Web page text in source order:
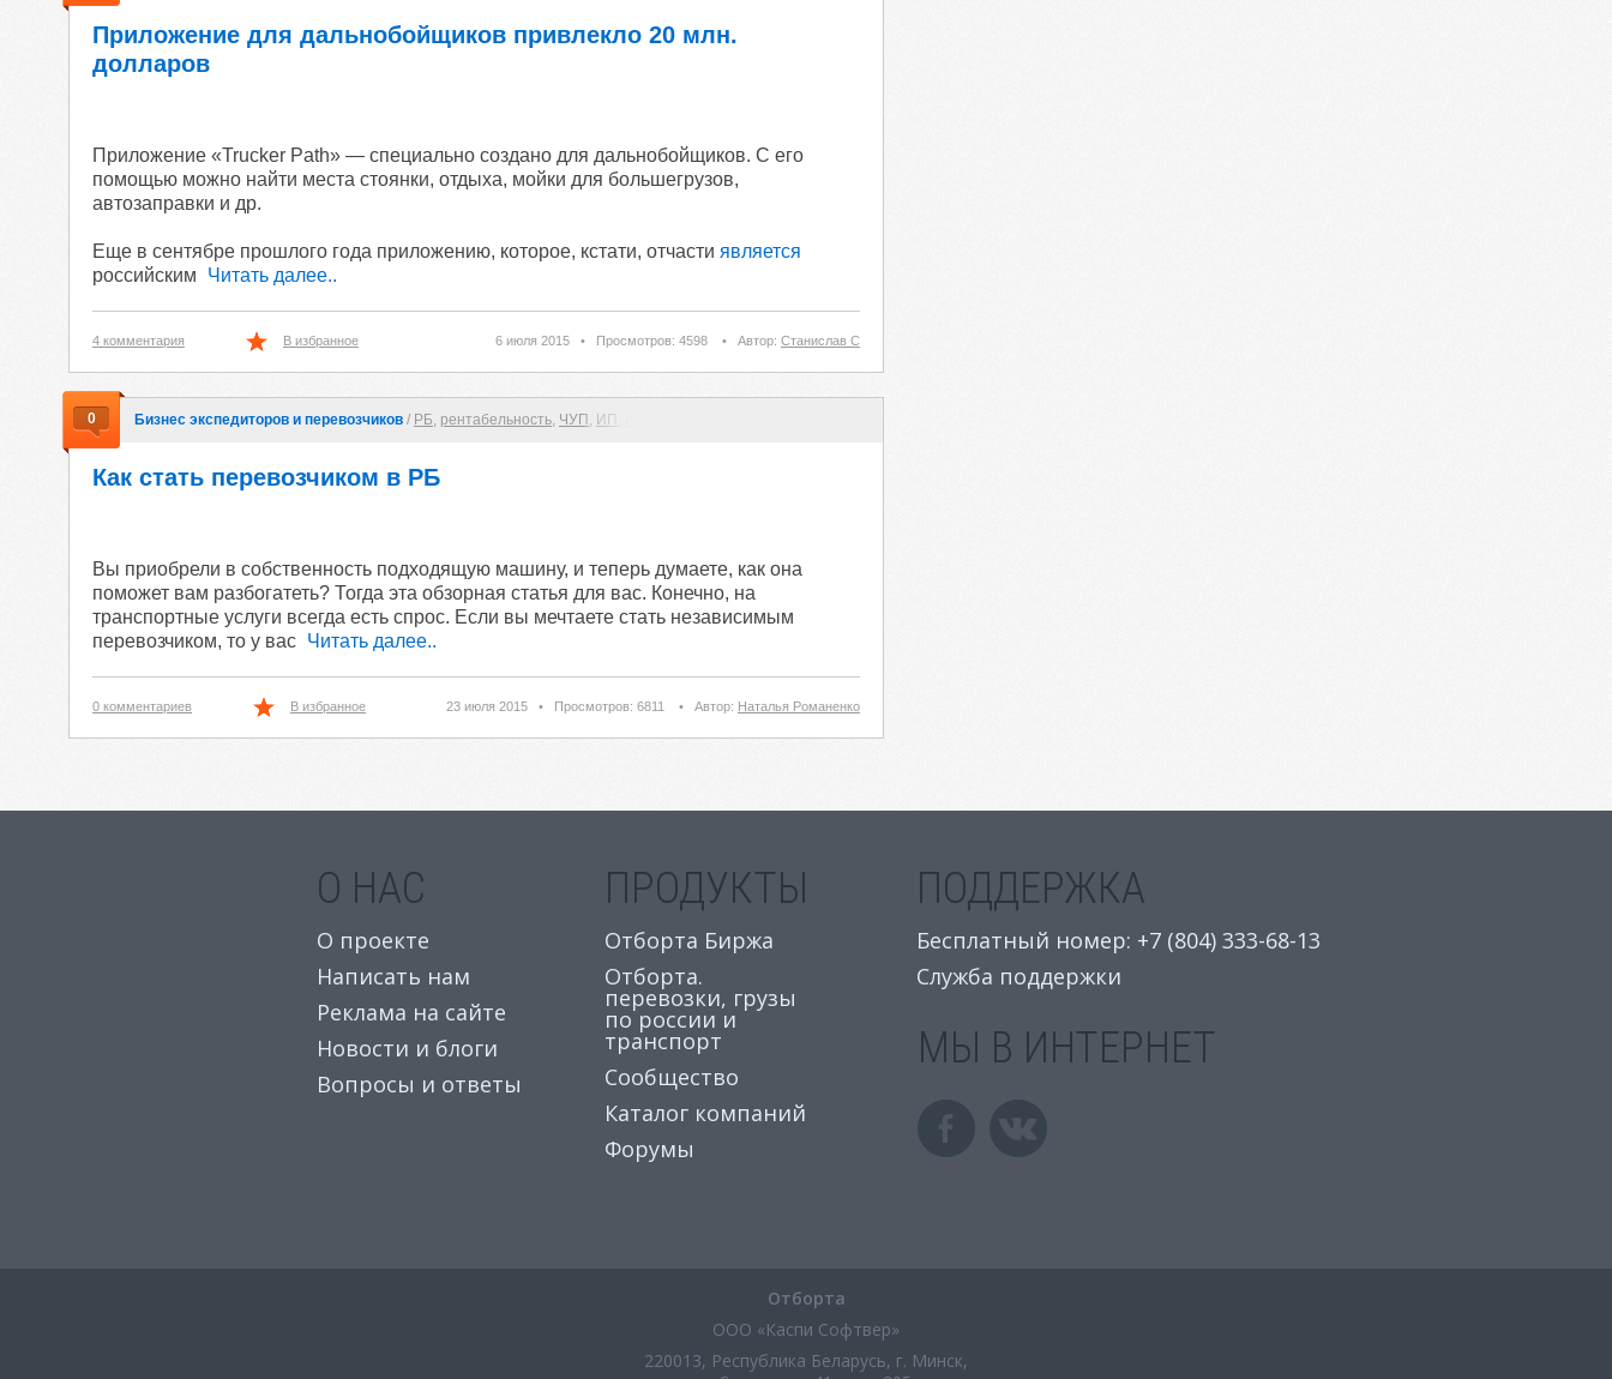
Приложение для дальнобойщиков привлекло 20 млн.
долларов
Приложение «Trucker Path» — специально создано для дальнобойщиков. С его
помощью можно найти места стоянки, отдыха, мойки для большегрузов,
автозаправки и др.
Еще в сентябре прошлого года приложению, которое, кстати, отчасти является
российским
Читать далее..
4 комментария В избранное 6 июля 2015 • Просмотров: 4598 • Автор: Станислав С
0 Бизнес экспедиторов и перевозчиков / РБ, рентабельность, ЧУП , ИП
Как стать перевозчиком в РБ
Вы приобрели в собственность подходящую машину, и теперь думаете, как она
поможет вам разбогатеть? Тогда эта обзорная статья для вас. Конечно, на
транспортные услуги всегда есть спрос. Если вы мечтаете стать независимым
перевозчиком, то у вас Читать далее..
0 комментариев В избранное 23 июля 2015 • Просмотров: 6811 • Автор: Наталья Романенко
О НАС
О проекте
Написать нам
Реклама на сайте
Новости и блоги
Вопросы и ответы
ПРОДУКТЫ
Отборта Биржа
Отборта.
перевозки, грузы
по россии и
транспорт
Сообщество
Каталог компаний
Форумы
ПОДДЕРЖКА
Бесплатный номер: +7 (804) 333-68-13
Служба поддержки
МЫ В ИНТЕРНЕТ
Отборта
ООО «Каспи Софтвер»
220013, Республика Беларусь, г. Минск,